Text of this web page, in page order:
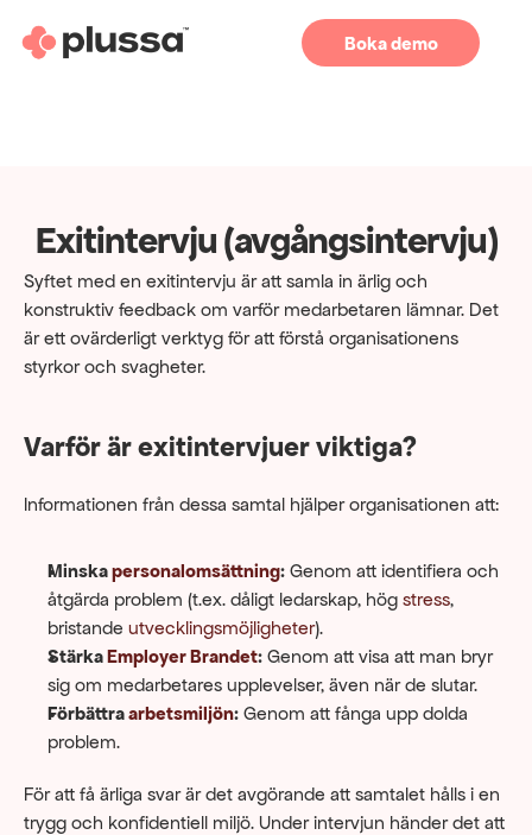
Boka demo
Exitintervju (avgångsintervju)
Syftet med en exitintervju är att samla in ärlig och
konstruktiv feedback om varför medarbetaren lämnar. Det
är ett ovärderligt verktyg för att förstå organisationens
styrkor och svagheter.
Varför är exitintervjuer viktiga?
Informationen från dessa samtal hjälper organisationen att:
Minska personalomsättning: Genom att identifiera och
åtgärda problem (t.ex. dåligt ledarskap, hög stress,
bristande utvecklingsmöjligheter).
Stärka Employer Brandet: Genom att visa att man bryr
sig om medarbetares upplevelser, även när de slutar.
Förbättra arbetsmiljön: Genom att fånga upp dolda
problem.
För att få ärliga svar är det avgörande att samtalet hålls i en
trygg och konfidentiell miljö. Under intervjun händer det att